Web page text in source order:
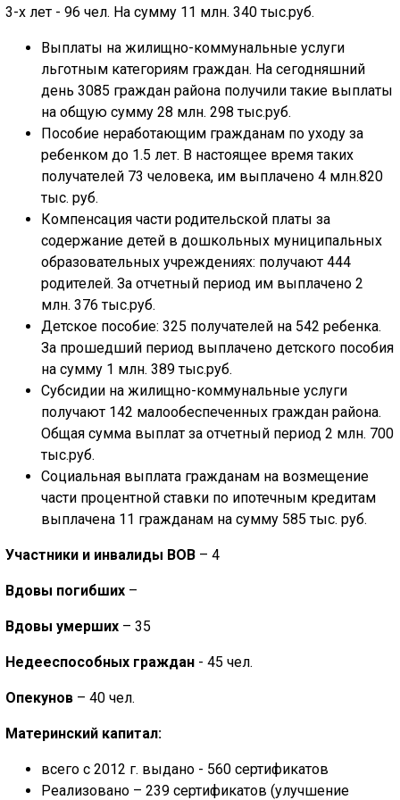
3-х лет - 96 чел. На сумму 11 млн. 340 тыс.руб.
Выплаты на жилищно-коммунальные услуги
льготным категориям граждан. На сегодняшний
день 3085 граждан района получили такие выплаты
на общую сумму 28 млн. 298 тыс.руб.
Пособие неработающим гражданам по уходу за
ребенком до 1.5 лет. В настоящее время таких
получателей 73 человека, им выплачено 4 млн.820
тыс. руб.
Компенсация части родительской платы за
содержание детей в дошкольных муниципальных
образовательных учреждениях: получают 444
родителей. За отчетный период им выплачено 2
млн. 376 тыс.руб.
Детское пособие: 325 получателей на 542 ребенка.
За прошедший период выплачено детского пособия
на сумму 1 млн. 389 тыс.руб.
Субсидии на жилищно-коммунальные услуги
получают 142 малообеспеченных граждан района.
Общая сумма выплат за отчетный период 2 млн. 700
тыс.руб.
Социальная выплата гражданам на возмещение
части процентной ставки по ипотечным кредитам
выплачена 11 гражданам на сумму 585 тыс. руб.
Участники и инвалиды ВОВ – 4
Вдовы погибших –
Вдовы умерших – 35
Недееспособных граждан - 45 чел.
Опекунов – 40 чел.
Материнский капитал:
всего с 2012 г. выдано - 560 сертификатов
Реализовано – 239 сертификатов (улучшение